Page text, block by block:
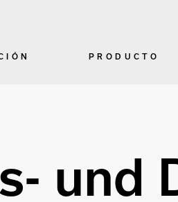
PRODUCTO
und